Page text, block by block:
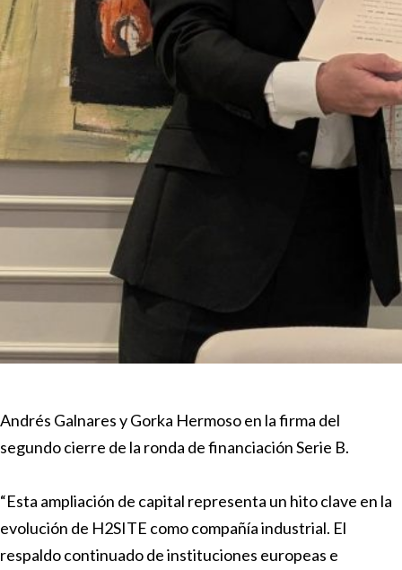
Andrés Galnares y Gorka Hermoso en la firma del
segundo cierre de la ronda de financiación Serie B.
“Esta ampliación de capital representa un hito clave en la
evolución de H2SITE como compañía industrial. El
respaldo continuado de instituciones europeas e